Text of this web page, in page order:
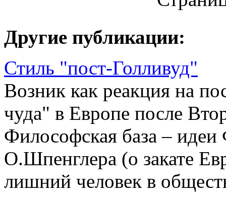
Другие публикации:
Стиль "пост-Голливуд"
Возник как реакция на
чуда" в Европе после
Философская база –
О.Шпенглера (о закате
лишний человек в